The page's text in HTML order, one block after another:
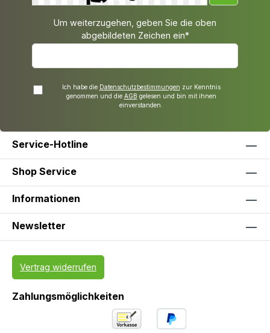
Um weiterzugehen, geben Sie die oben
abgebildeten Zeichen ein*
Ich habe die Datenschutzbestimmungen zur Kenntnis
genommen und die AGB gelesen und bin mit ihnen
einverstanden.
Service-Hotline
Shop Service
Informationen
Newsletter
Vertrag widerrufen
Zahlungsmöglichkeiten